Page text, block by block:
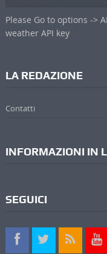
Please Go to options ->
weather API key
LA REDAZIONE
Contatti
INFORMAZIONI IN
SEGUICI